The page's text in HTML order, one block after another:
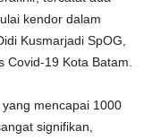
kendor dalam
Kusmarjadi SpOG,
Covid-19 Kota Batam.
mencapai 1000
signifikan,